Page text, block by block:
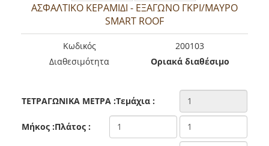
ΑΣΦΑΛΤΙΚΟ ΚΕΡΑΜΙΔΙ - ΕΞΑΓΩΝΟ ΓΚΡΙ/ΜΑΥΡΟ
SMART ROOF
Kωδικός
200103
Διαθεσιμότητα
Οριακά διαθέσιμο
ΤΕΤΡΑΓΩΝΙΚΑ ΜΕΤΡΑ :Τεμάχια :
Μήκος :Πλάτος :